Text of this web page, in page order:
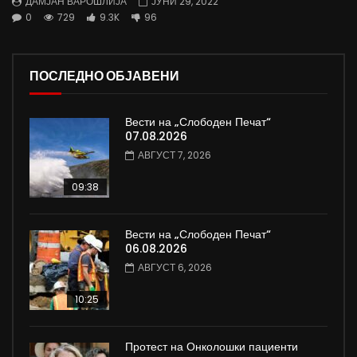
0
729 9.3K 96
ПОСЛЕДНО ОБЈАВЕНИ
09:38
Вести на „Слободен Печат“
07.08.2026
АВГУСТ 7, 2026
10:25
Вести на „Слободен Печат“
06.08.2026
АВГУСТ 6, 2026
Протест на Онколошки пациенти